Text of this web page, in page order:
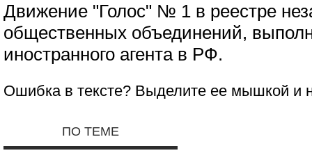
Движение "Голос" № 1 в реестре
общественных объединений,
иностранного агента в РФ.
Ошибка в тексте? Выделите ее мышкой и
ПО ТЕМЕ